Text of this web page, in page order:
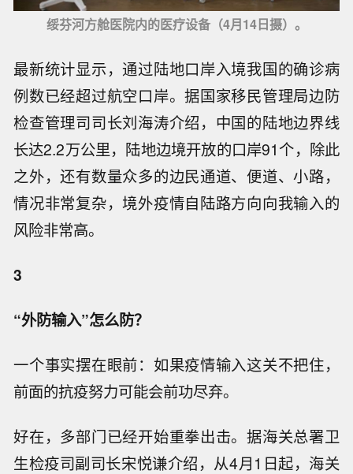
绥芬河方舱医院内的医疗设备（4月14日摄）。
最新统计显示，通过陆地口岸入境我国的确诊病
例数已经超过航空口岸。据国家移民管理局边防
检查管理司司长刘海涛介绍，中国的陆地边界线
长达2.2万公里，陆地边境开放的口岸91个，除此
之外，还有数量众多的边民通道、便道、小路，
情况非常复杂，境外疫情自陆路方向向我输入的
风险非常高。
3
“外防输入”怎么防？
一个事实摆在眼前：如果疫情输入这关不把住，
前面的抗疫努力可能会前功尽弃。
好在，多部门已经开始重拳出击。据海关总署卫
生检疫司副司长宋悦谦介绍，从4月1日起，海关